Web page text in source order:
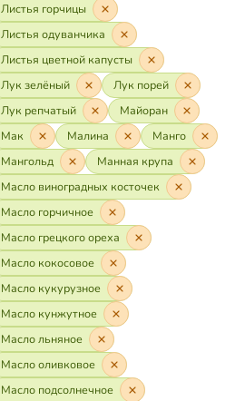
Листья горчицы
Листья одуванчика
Листья цветной капусты
Лук зелёный
Лук порей
Лук репчатый
Майоран
Мак
Малина
Манго
Мангольд
Манная крупа
Масло виноградных косточек
Масло горчичное
Масло грецкого ореха
Масло кокосовое
Масло кукурузное
Масло кунжутное
Масло льняное
Масло оливковое
Масло подсолнечное